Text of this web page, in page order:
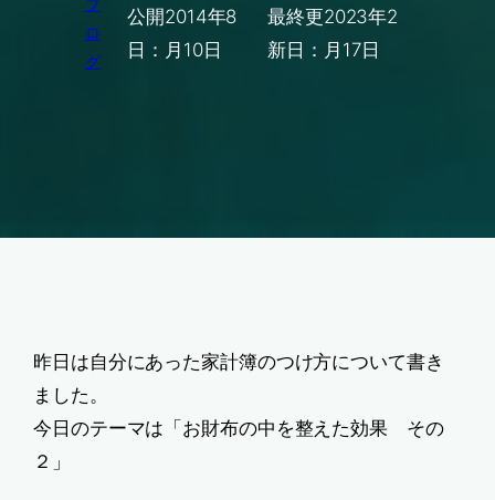
ブ
ロ
グ
公開
日：
2014年8
月10日
最終更
新日：
2023年2
月17日
昨日は自分にあった家計簿のつけ方について書き
ました。
今日のテーマは「お財布の中を整えた効果 その
２」